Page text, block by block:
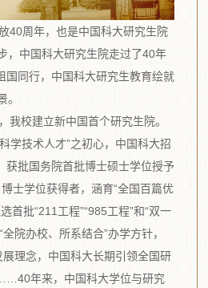
40周年，也是中国科大研究生院
，中国科大研究生院走过了40年
国同行，中国科大研究生教育绘就
我校建立新中国首个研究生院。
学技术人才”之初心，中国科大招
获批国务院首批博士硕士学位授予
士学位获得者，涵育“全国百篇优
首批“211工程”“985工程”和“双一
院办校、所系结合”办学方针，
展理念，中国科大长期引领全国研
年来，中国科大学位与研究